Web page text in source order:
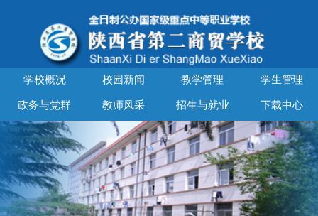
学校概况 校园新闻 教学管理 学生管理
政务与党群 教师风采 招生与就业 下载中心